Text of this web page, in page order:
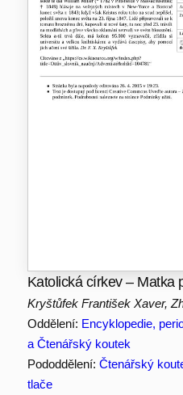
Katolická církev – Matka
Kryštůfek František Xaver,
Oddělení: Encyklopedie,
a Čtenářský koutek
Pododdělení: Čtenářský
tlače